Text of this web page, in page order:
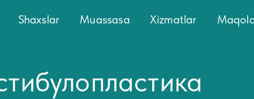
Shaxslar Muassasa Xizmatlar